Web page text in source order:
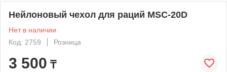
Нейлоновый чехол для раций MSC-20D
Нет в наличии
Код: 2759
Розница
3 500 ₸